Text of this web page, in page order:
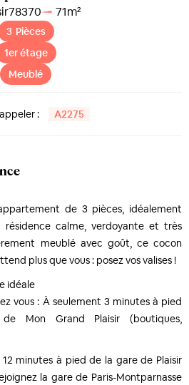
78370 71m²
3 Pièces
1er étage
Meublé
: A2275
de 3 pièces, idéalement
résidence calme, verdoyante et très
meublé avec goût, ce cocon
plus que vous : posez vos valises !
idéale
vous : À seulement 3 minutes à pied
Mon Grand Plaisir (boutiques,
minutes à pied de la gare de Plaisir
la gare de Paris-Montparnasse